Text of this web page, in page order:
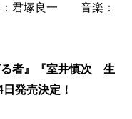
君塚良一 音楽：
る者』『室井慎次 生
発売決定！